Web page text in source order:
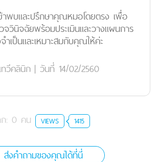
ข้าพบและปรึกษาคุณหมอโดยตรง เพื่อ
วินิจฉัยพร้อมประเมินและวางแผนการ
เป็นและเหมาะสมกับคุณให้ค่ะ
ทวีคลินิก | วันที่ 14/02/2560
: 0 คน VIEWS 1415
ส่งคำถามของคุณได้ที่นี่